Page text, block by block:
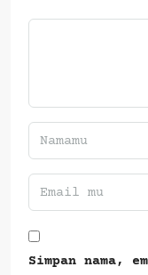
Simpan nama,